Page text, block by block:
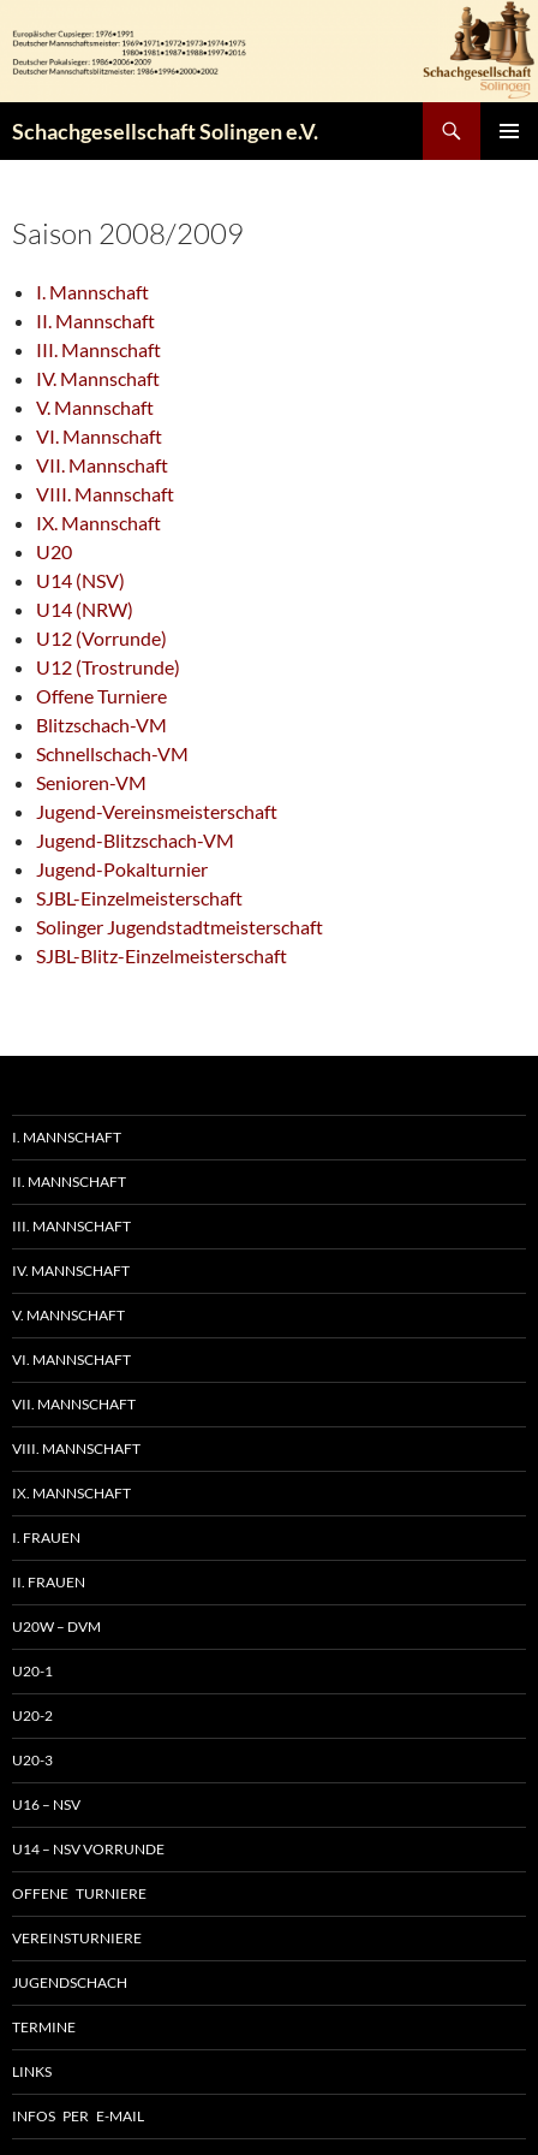
Inhalt
springen
Schachgesellschaft Solingen e.V.
Saison 2008/2009
I. Mannschaft
II. Mannschaft
III. Mannschaft
IV. Mannschaft
V. Mannschaft
VI. Mannschaft
VII. Mannschaft
VIII. Mannschaft
IX. Mannschaft
U20
U14 (NSV)
U14 (NRW)
U12 (Vorrunde)
U12 (Trostrunde)
Offene Turniere
Blitzschach-VM
Schnellschach-VM
Senioren-VM
Jugend-Vereinsmeisterschaft
Jugend-Blitzschach-VM
Jugend-Pokalturnier
SJBL-Einzelmeisterschaft
Solinger Jugendstadtmeisterschaft
SJBL-Blitz-Einzelmeisterschaft
I. MANNSCHAFT
II. MANNSCHAFT
III. MANNSCHAFT
IV. MANNSCHAFT
V. MANNSCHAFT
VI. MANNSCHAFT
VII. MANNSCHAFT
VIII. MANNSCHAFT
IX. MANNSCHAFT
I. FRAUEN
II. FRAUEN
U20W – DVM
U20-1
U20-2
U20-3
U16 – NSV
U14 – NSV VORRUNDE
OFFENE TURNIERE
VEREINSTURNIERE
JUGENDSCHACH
TERMINE
LINKS
INFOS PER E-MAIL